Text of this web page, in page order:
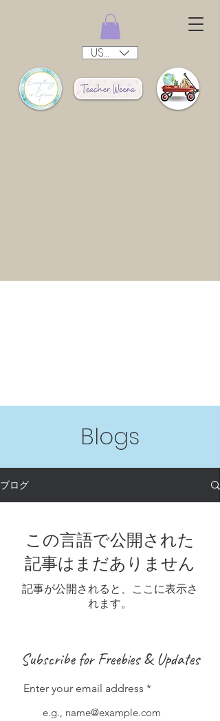
USD ($)
Blogs
ブログ
この言語で公開された
記事はまだありません
記事が公開されると、ここに表示さ
れます。
Subscribe for Freebies & Updates
Enter your email address